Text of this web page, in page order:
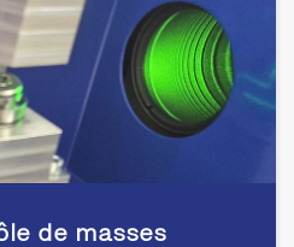
de masses